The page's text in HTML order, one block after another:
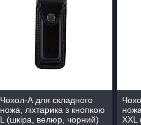
Чохол-А для складного
ножа, ліхтарика з кнопкою
L (шкіра, велюр, чорний)
XXL